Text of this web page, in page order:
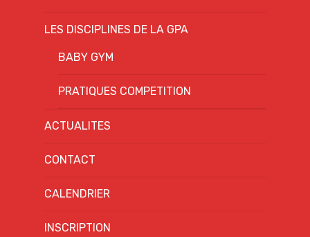
LES DISCIPLINES DE LA GPA
BABY GYM
PRATIQUES COMPETITION
ACTUALITES
CONTACT
CALENDRIER
INSCRIPTION